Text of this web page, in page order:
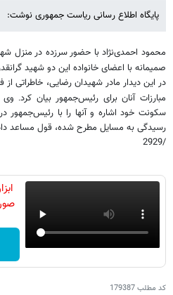
پایگاه اطلاع رسانی ریاست جمهوری نوشت:
محمود احمدی‌نژاد با حضور سرزده در منزل
صمیمانه با اعضای خانواده این دو شهید
در این دیدار مادر شهیدان رضایی، خاطراتی
مبارزات آنان برای رئیس‌جمهور بیان کرد.
وی
سکونت خود اشاره و آنها را با رئیس‌جمهور
رسیدگی به مسایل مطرح شده، قول مساعد
/2929
کد مطلب179387